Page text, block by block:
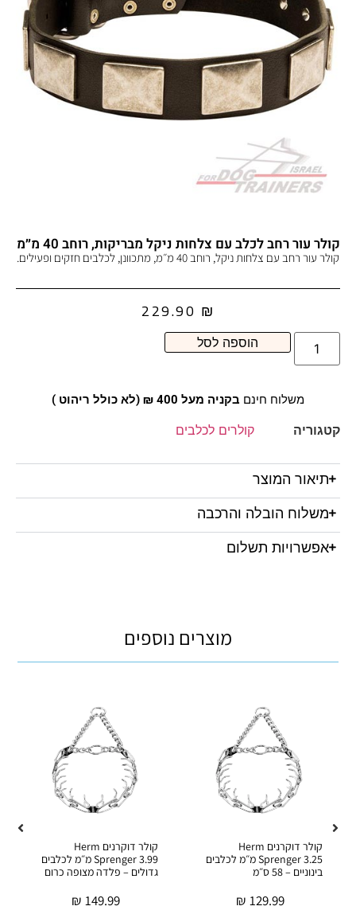
קולר עור רחב לכלב עם צלחות ניקל מבריקות, רוחב 40 מ״מ
קולר עור רחב עם צלחות ניקל, רוחב 40 מ״מ, מתכוונן, לכלבים חזקים ופעילים.
229.90 ₪
הוספה לסל
משלוח חינם בקניה מעל 400 ₪ (לא כולל ריהוט )
קטגוריה קולרים לכלבים
תיאור המוצר
משלוח הובלה והרכבה
אפשרויות תשלום
מוצרים נוספים
קולר דוקרנים Herm
Sprenger 3.25 מ״מ לכלבים
בינוניים – 58 ס״מ
129.99
₪
קולר דוקרנים Herm
Sprenger 3.99 מ״מ לכלבים
גדולים – פלדה מצופה כרום
149.99
₪